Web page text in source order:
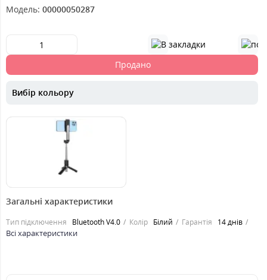
Модель: 00000050287
Продано
Вибір кольору
269 грн.
Загальні характеристики
Тип підключення Bluetooth V4.0 Колір Білий Гарантія 14 днів
Всі характеристики